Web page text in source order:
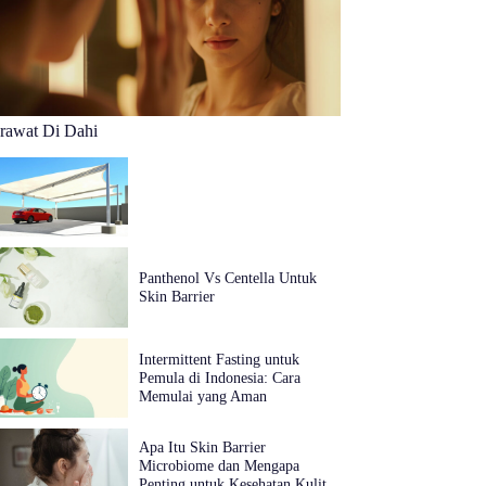
Di Dahi
Panthenol Vs Centella Untuk
Skin Barrier
Intermittent Fasting untuk
Pemula di Indonesia: Cara
Memulai yang Aman
Apa Itu Skin Barrier
Microbiome dan Mengapa